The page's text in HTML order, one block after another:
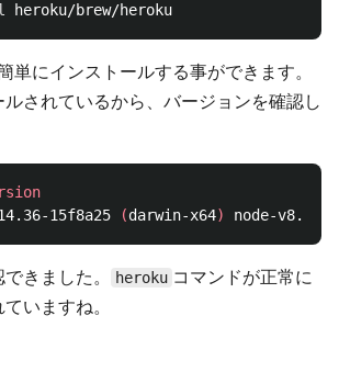
単にインストールする事ができます。
されているから、バージョンを確認し
15f8a25
(darwin-x64)
きました。 heroku コマンドが正常に
いますね。